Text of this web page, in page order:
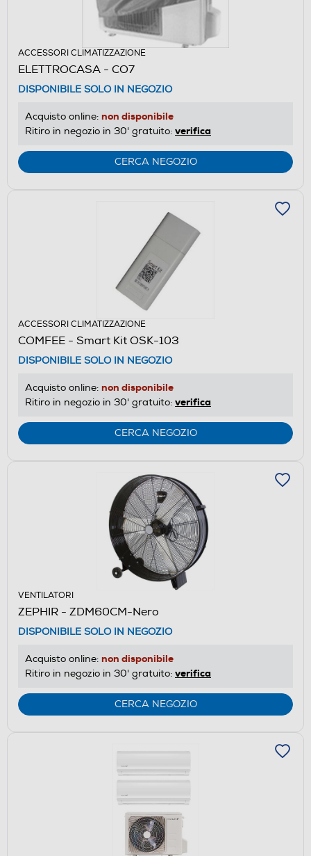
ACCESSORI CLIMATIZZAZIONE
ELETTROCASA - CO7
DISPONIBILE SOLO IN NEGOZIO
Acquisto online: non disponibile
Ritiro in negozio in 30' gratuito: verifica
CERCA NEGOZIO
ACCESSORI CLIMATIZZAZIONE
COMFEE - Smart Kit OSK-103
DISPONIBILE SOLO IN NEGOZIO
Acquisto online: non disponibile
Ritiro in negozio in 30' gratuito: verifica
CERCA NEGOZIO
VENTILATORI
ZEPHIR - ZDM60CM-Nero
DISPONIBILE SOLO IN NEGOZIO
Acquisto online: non disponibile
Ritiro in negozio in 30' gratuito: verifica
CERCA NEGOZIO